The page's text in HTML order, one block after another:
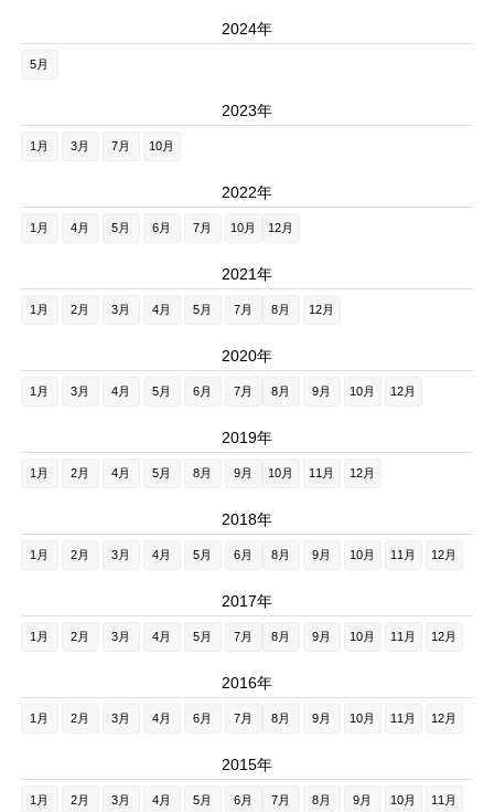
2024年
5月
2023年
1月 3月 7月 10月
2022年
1月 4月 5月 6月 7月 10月 12月
2021年
1月 2月 3月 4月 5月 7月 8月 12月
2020年
1月 3月 4月 5月 6月 7月 8月 9月 10月 12月
2019年
1月 2月 4月 5月 8月 9月 10月 11月 12月
2018年
1月 2月 3月 4月 5月 6月 8月 9月 10月 11月 12月
2017年
1月 2月 3月 4月 5月 7月 8月 9月 10月 11月 12月
2016年
1月 2月 3月 4月 6月 7月 8月 9月 10月 11月 12月
2015年
1月 2月 3月 4月 5月 6月 7月 8月 9月 10月 11月